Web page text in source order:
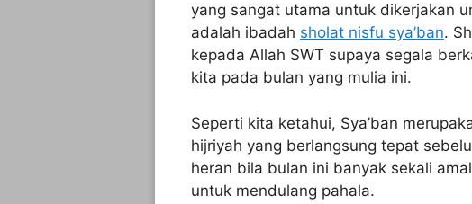
yang sangat utama untuk dikerjakan
adalah ibadah sholat nisfu sya’ban.
kepada Allah SWT supaya segala
kita pada bulan yang mulia ini.
Seperti kita ketahui, Sya’ban
hijriyah yang berlangsung tepat
heran bila bulan ini banyak sekali
untuk mendulang pahala.